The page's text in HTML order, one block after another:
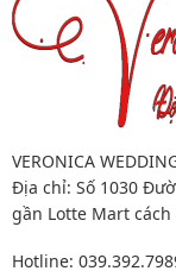
VERONICA
Địa chỉ: Số 1030
gần Lotte Mart
Hotline: